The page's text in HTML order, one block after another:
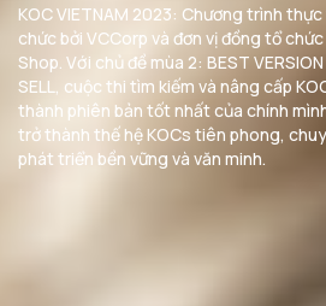
KOC VIETNAM 2023: Chương trình
chức bởi VCCorp và đơn vị đồng tổ
Shop. Với chủ đề mùa 2: BEST VERSION
SELL, cuộc thi tìm kiếm và nâng cấp
thành phiên bản tốt nhất của chính
trở thành thế hệ KOCs tiên phong,
phát triển bền vững và văn minh.